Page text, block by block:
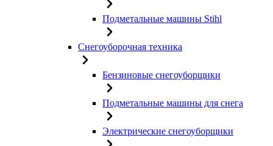
Подметальные машины Stihl
Снегоуборочная техника
Бензиновые снегоуборщики
Подметальные машины для снега
Электрические снегоуборщики